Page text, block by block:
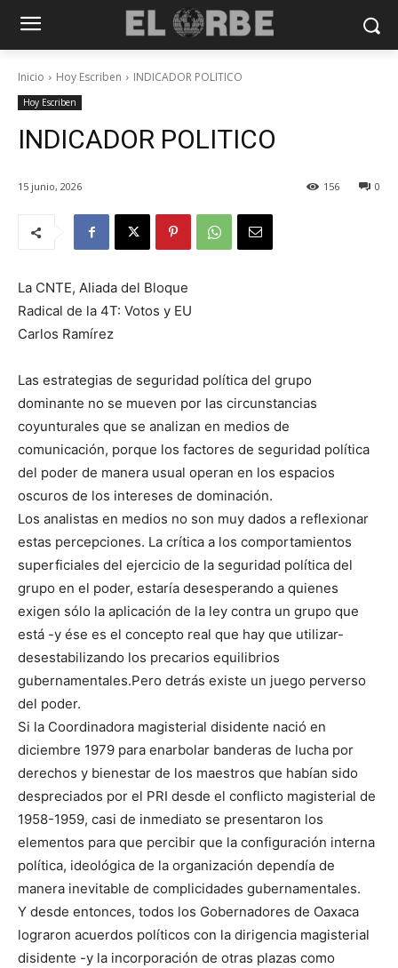
Inicio Hoy Escriben INDICADOR POLITICO
Hoy Escriben
INDICADOR POLITICO
15 junio, 2026 0
156
La CNTE, Aliada del Bloque
Radical de la 4T: Votos y EU
Carlos Ramírez
Las estrategias de seguridad política del grupo
dominante no se mueven por las circunstancias
coyunturales que se analizan en medios de
comunicación, porque los factores de seguridad política
del poder de manera usual operan en los espacios
oscuros de los intereses de dominación.
Los analistas en medios no son muy dados a reflexionar
estas percepciones. La crítica a los comportamientos
superficiales del ejercicio de la seguridad política del
grupo en el poder, estaría desesperando a quienes
exigen sólo la aplicación de la ley contra un grupo que
está -y ése es el concepto real que hay que utilizar-
desestabilizando los precarios equilibrios
gubernamentales.Pero detrás existe un juego perverso
del poder.
Si la Coordinadora magisterial disidente nació en
diciembre 1979 para enarbolar banderas de lucha por
derechos y bienestar de los maestros que habían sido
despreciados por el PRI desde el conflicto magisterial de
1958-1959, casi de inmediato se presentaron los
elementos para que percibir que la configuración interna
política, ideológica de la organización dependía de
manera inevitable de complicidades gubernamentales.
Y desde entonces, todos los Gobernadores de Oaxaca
lograron acuerdos políticos con la dirigencia magisterial
disidente -y la incorporación de otras plazas como